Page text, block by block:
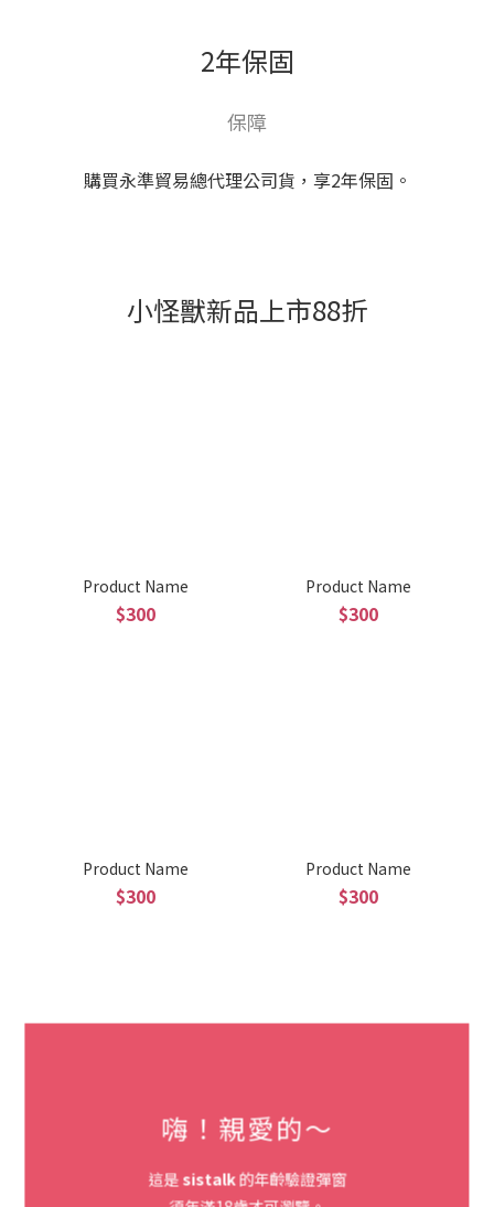
2年保固
保障
購買永準貿易總代理公司貨，享2年保固。
小怪獸新品上市88折
Product Name
$300
Product Name
$300
Product Name
$300
Product Name
$300
$300 $300
嗨！親愛的～
這是 sistalk的年齡驗證彈窗